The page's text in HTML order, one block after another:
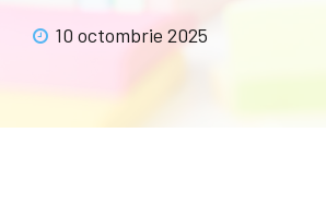
10 octombrie 2025